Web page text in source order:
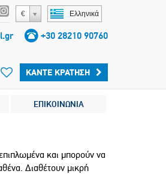
Ελληνικά
€
+30 28210 90760
ΚΆΝΤΕ ΚΡΆΤΗΣΗ
ΕΠΙΚΟΙΝΩΝΙΑ
και μπορούν να
Διαθέτουν μικρή